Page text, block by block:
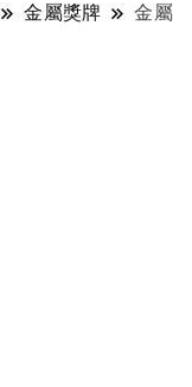
金屬獎牌
金屬